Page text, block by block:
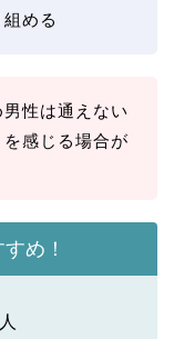
める
性は通えない
を感じる場合が
め！